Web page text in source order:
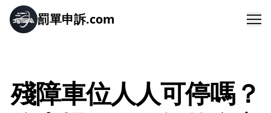
罰單申訴.com
殘障車位人人可停嗎？